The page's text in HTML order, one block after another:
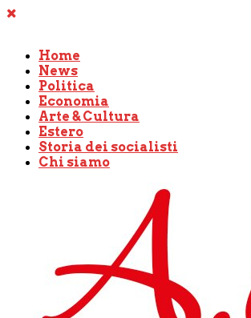
Home
News
Politica
Economia
Arte & Cultura
Estero
Storia dei socialisti
Chi siamo